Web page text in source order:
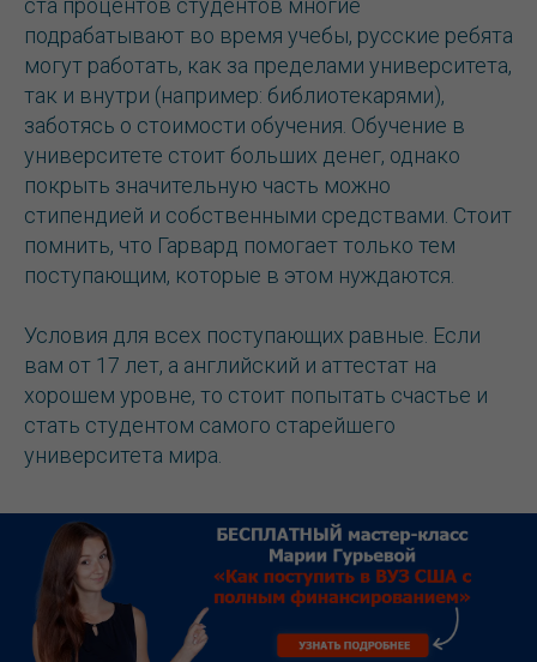
ста процентов студентов многие
подрабатывают во время учебы, русские ребята
могут работать, как за пределами университета,
так и внутри (например: библиотекарями),
заботясь о стоимости обучения. Обучение в
университете стоит больших денег, однако
покрыть значительную часть можно
стипендией и собственными средствами. Стоит
помнить, что Гарвард помогает только тем
поступающим, которые в этом нуждаются.
Условия для всех поступающих равные. Если
вам от 17 лет, а английский и аттестат на
хорошем уровне, то стоит попытать счастье и
стать студентом самого старейшего
университета мира.